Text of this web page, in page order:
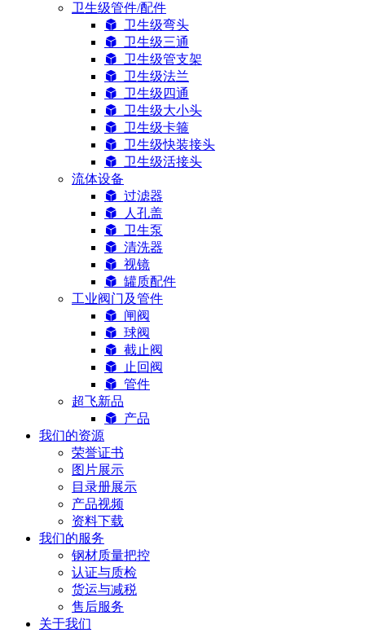
卫生级管件/配件
卫生级弯头
卫生级三通
卫生级管支架
卫生级法兰
卫生级四通
卫生级大小头
卫生级卡箍
卫生级快装接头
卫生级活接头
流体设备
过滤器
人孔盖
卫生泵
清洗器
视镜
罐质配件
工业阀门及管件
闸阀
球阀
截止阀
止回阀
管件
超飞新品
产品
我们的资源
荣誉证书
图片展示
目录册展示
产品视频
资料下载
我们的服务
钢材质量把控
认证与质检
货运与减税
售后服务
关于我们